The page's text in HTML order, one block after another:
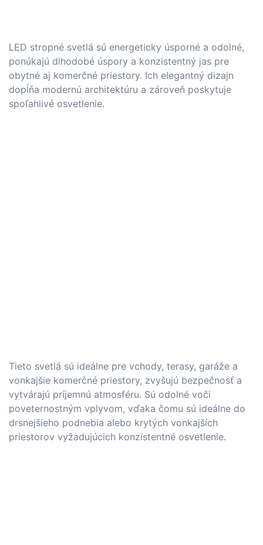
LED stropné svetlá sú energeticky úsporné a odolné,
ponúkajú dlhodobé úspory a konzistentný jas pre
obytné aj komerčné priestory. Ich elegantný dizajn
dopĺňa modernú architektúru a zároveň poskytuje
spoľahlivé osvetlenie.
Tieto svetlá sú ideálne pre vchody, terasy, garáže a
vonkajšie komerčné priestory, zvyšujú bezpečnosť a
vytvárajú príjemnú atmosféru. Sú odolné voči
poveternostným vplyvom, vďaka čomu sú ideálne do
drsnejšieho podnebia alebo krytých vonkajších
priestorov vyžadujúcich konzistentné osvetlenie.